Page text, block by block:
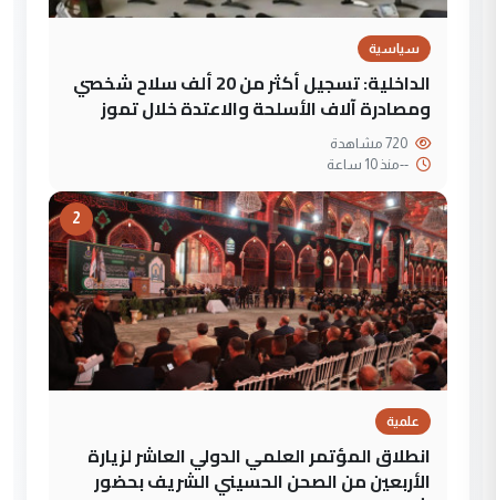
سياسية
الداخلية: تسجيل أكثر من 20 ألف سلاح شخصي
ومصادرة آلاف الأسلحة والاعتدة خلال تموز
--منذ 10 ساعة
2
علمية
انطلاق المؤتمر العلمي الدولي العاشر لزيارة
الأربعين من الصحن الحسيني الشريف بحضور